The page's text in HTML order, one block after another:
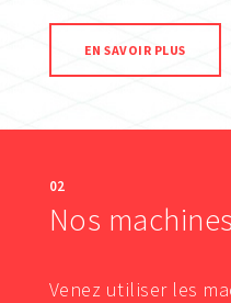
EN SAVOIR PLUS
02
Nos machines
Venez utiliser les